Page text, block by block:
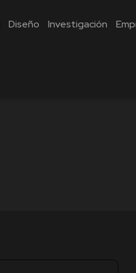
Diseño Investigación